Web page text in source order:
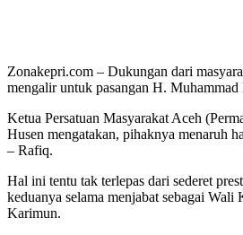
Zonakepri.com – Dukungan dari
mengalir untuk pasangan H.
Ketua Persatuan Masyarakat Aceh
Husen mengatakan, pihaknya menaruh
– Rafiq.
Hal ini tentu tak terlepas dari sederet
keduanya selama menjabat sebagai Wali
Karimun.